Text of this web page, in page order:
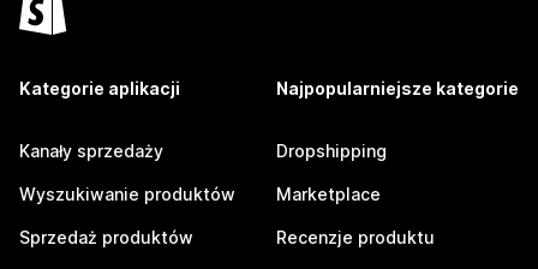
Kategorie aplikacji
Kanały sprzedaży
Wyszukiwanie produktów
Sprzedaż produktów
Najpopularniejsze kategorie
Dropshipping
Marketplace
Recenzje produktu